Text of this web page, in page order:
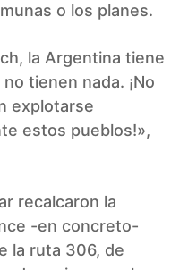
o los planes.
la Argentina tiene
tienen nada. ¡No
explotarse
estos pueblos!»,
recalcaron la
-en concreto-
la ruta 306, de